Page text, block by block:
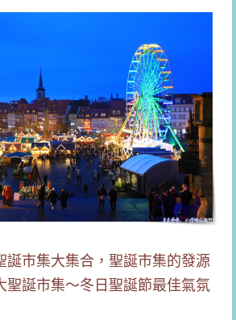
誕市集大集合，聖誕市集的發源
聖誕市集～冬日聖誕節最佳氣氛